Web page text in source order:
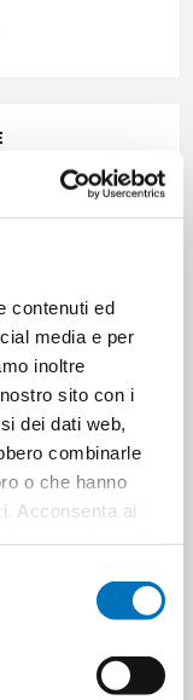
contenuti ed
media e per
inoltre
sito con i
dei dati web,
combinarle
o che hanno
Acconsenta ai
12
15
12